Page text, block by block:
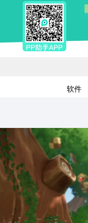
软件